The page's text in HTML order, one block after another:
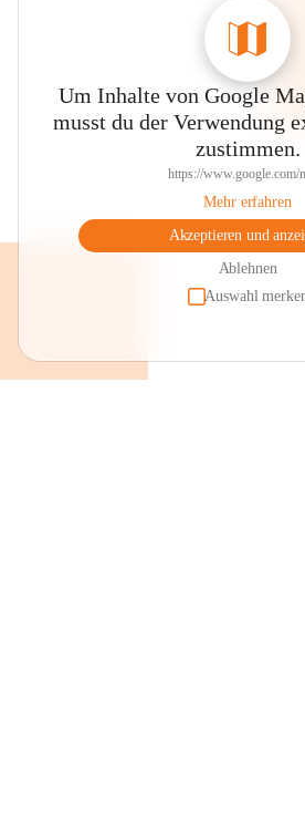
Um Inhalte von Google
musst du der Verwendung
zustimmen.
https://www.google.com/
Mehr erfahren
Akzeptieren und
Ablehnen
Auswahl